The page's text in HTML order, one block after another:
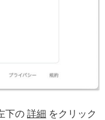
下の 詳細 をクリック